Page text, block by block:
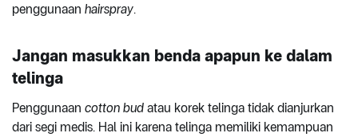
penggunaan hairspray.
Jangan masukkan benda apapun ke dalam
telinga
Penggunaan cotton bud atau korek telinga tidak dianjurkan
dari segi medis. Hal ini karena telinga memiliki kemampuan